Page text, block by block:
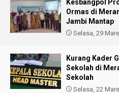
Kesbangpol
Ormas di
Jambi Mantap
Selasa, 29
Kurang Kader
Sekolah di
Sekolah
Selasa, 22